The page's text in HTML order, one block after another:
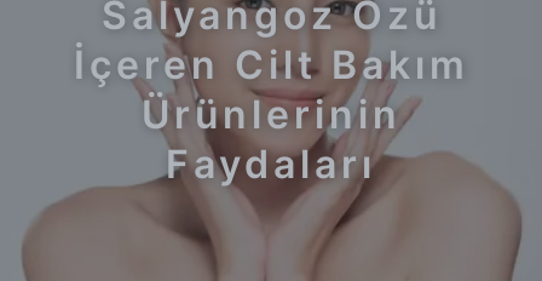
Salyangoz Özü
İçeren Cilt Bakım
Ürünlerinin
Faydaları